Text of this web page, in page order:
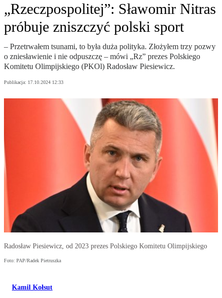
„Rzeczpospolitej”: Sławomir Nitras
próbuje zniszczyć polski sport
– Przetrwałem tsunami, to była duża polityka. Złożyłem trzy pozwy
o zniesławienie i nie odpuszczę – mówi „Rz” prezes Polskiego
Komitetu Olimpijskiego (PKOl) Radosław Piesiewicz.
Publikacja: 17.10.2024 12:33
Radosław Piesiewicz, od 2023 prezes Polskiego Komitetu Olimpijskiego
Foto: PAP/Radek Pietruszka
Kamil Kołsut